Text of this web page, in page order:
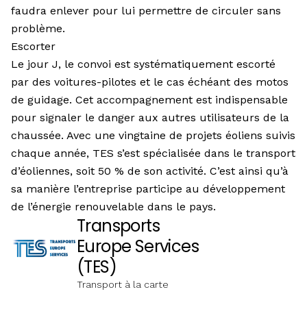
faudra enlever pour lui permettre de circuler sans
problème.
Escorter
Le jour J, le convoi est systématiquement escorté
par des voitures-pilotes et le cas échéant des motos
de guidage. Cet accompagnement est indispensable
pour signaler le danger aux autres utilisateurs de la
chaussée. Avec une vingtaine de projets éoliens suivis
chaque année, TES s’est spécialisée dans le transport
d’éoliennes, soit 50 % de son activité. C’est ainsi qu’à
sa manière l’entreprise participe au développement
de l’énergie renouvelable dans le pays.
Transports
Europe Services
(TES)
Transport à la carte